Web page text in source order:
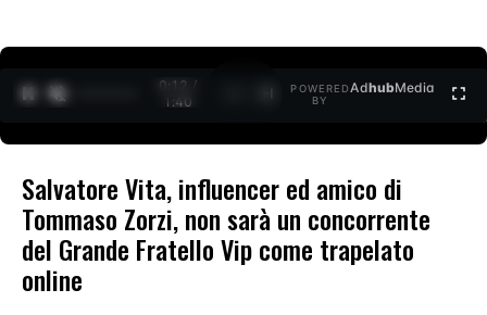
0:12 /
1:40
POWERED
BY
AdhubMedia
Salvatore Vita, influencer ed amico di
Tommaso Zorzi, non sarà un concorrente
del Grande Fratello Vip come trapelato
online